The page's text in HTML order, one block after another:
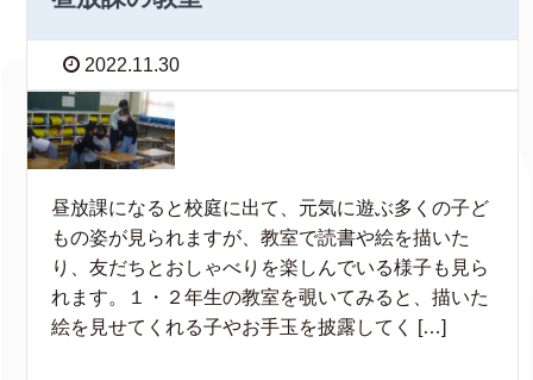
2022.11.30
昼放課になると校庭に出て、元気に遊ぶ多くの子ど
もの姿が見られますが、教室で読書や絵を描いた
り、友だちとおしゃべりを楽しんでいる様子も見ら
れます。１・２年生の教室を覗いてみると、描いた
絵を見せてくれる子やお手玉を披露してく […]